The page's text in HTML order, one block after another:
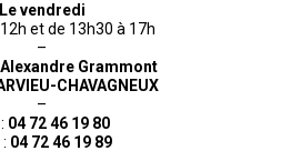
Le vendredi
et de 13h30 à 17h
–
Grammont
CHAVAGNEUX
–
04 72 46 19 80
04 72 46 19 89